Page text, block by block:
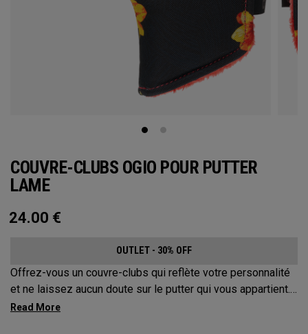
COUVRE-CLUBS OGIO POUR PUTTER
LAME
24.00 €
OUTLET - 30% OFF
Offrez-vous un couvre-clubs qui reflète votre personnalité
et ne laissez aucun doute sur le putter qui vous appartient.
Protégez votre putter avec ces couvre-clubs distinctifs et